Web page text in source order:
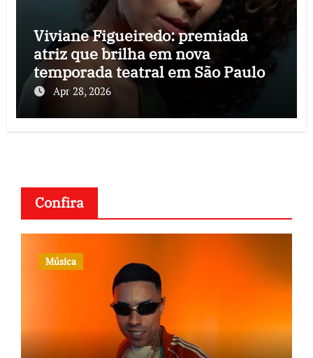
Viviane Figueiredo: premiada
atriz que brilha em nova
temporada teatral em São Paulo
Apr 28, 2026
Confira
Música